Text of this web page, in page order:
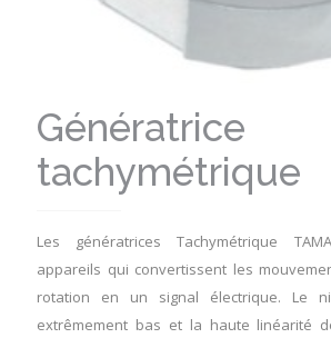
Génératrice
tachymétrique
Les génératrices Tachymétrique
appareils qui convertissent les
rotation en un signal électrique. Le
extrêmement bas et la haute linéarité